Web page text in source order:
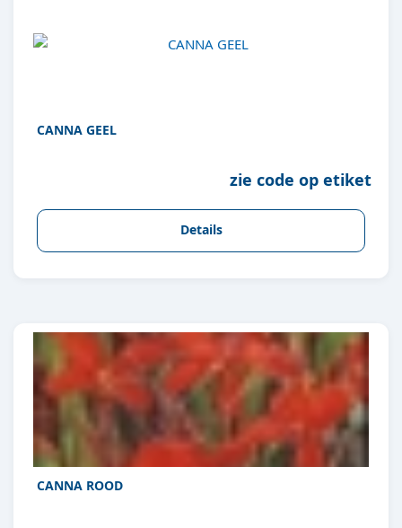
CANNA GEEL
zie code op etiket
Details
CANNA ROOD